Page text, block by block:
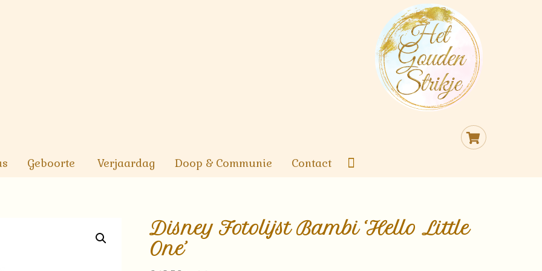
Cart
Geboorte Verjaardag Doop & Communie Contact
Disney Fotolijst Bambi ‘Hello Little
One’